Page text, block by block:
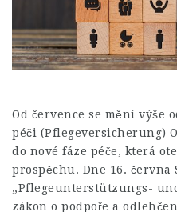
Od července se mění výše
péči (Pflegeversicherung)
do nové fáze péče, která
prospěchu. Dne 16. června
„Pflegeunterstützungs-
zákon o podpoře a